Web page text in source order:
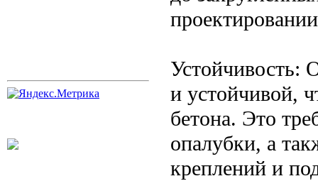
Устойчивость:
и устойчивой,
бетона. Это
опалубки, а
креплений и